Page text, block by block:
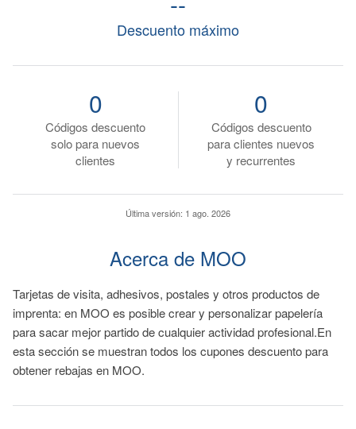
Descuento máximo
Códigos descuento
solo para nuevos
clientes
0
Códigos descuento
para clientes nuevos
y recurrentes
0
Última versión: 1 ago. 2026
Acerca de MOO
Tarjetas de visita, adhesivos, postales y otros productos de
imprenta: en MOO es posible crear y personalizar papelería
para sacar mejor partido de cualquier actividad profesional.En
esta sección se muestran todos los cupones descuento para
obtener rebajas en MOO.